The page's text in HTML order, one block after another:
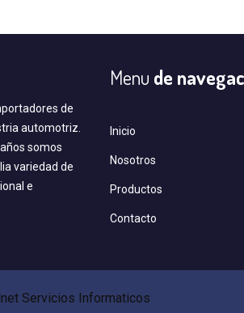
de
automotriz.
somos
variedad de
e
Menu de
Inicio
Nosotros
Productos
Contacto
Servicios Informaticos